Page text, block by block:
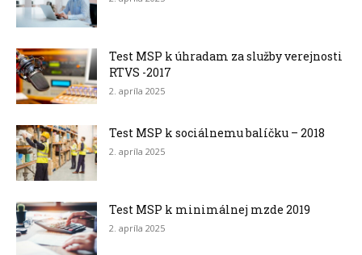
Test MSP k úhradam za služby verejnosti
RTVS -2017
2. apríla 2025
Test MSP k sociálnemu balíčku – 2018
2. apríla 2025
Test MSP k minimálnej mzde 2019
2. apríla 2025